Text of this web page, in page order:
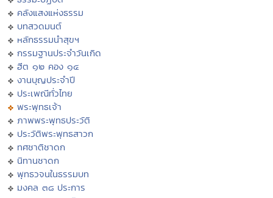
คลังแสงแห่งธรรม
บทสวดมนต์
หลักธรรมนำสุขฯ
กรรมฐานประจำวันเกิด
ฮีต ๑๒ คอง ๑๔
งานบุญประจำปี
ประเพณีทั่วไทย
พระพุทธเจ้า
ภาพพระพุทธประวัติ
ประวัติพระพุทธสาวก
ทศชาติชาดก
นิทานชาดก
พุทธวจนในธรรมบท
มงคล ๓๘ ประการ